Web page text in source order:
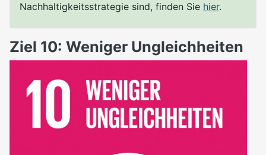
Nachhaltigkeitsstrategie sind, finden Sie hier.
Ziel 10: Weniger Ungleichheiten